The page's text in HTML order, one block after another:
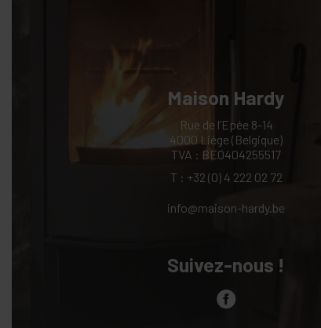
Maison Hardy
Rue de l’Epée 8-14
4000 Liège (Belgique)
TVA : BE0404255517
T : +32 (0) 4 222 02 72
info@maison-hardy.be
Suivez-nous !